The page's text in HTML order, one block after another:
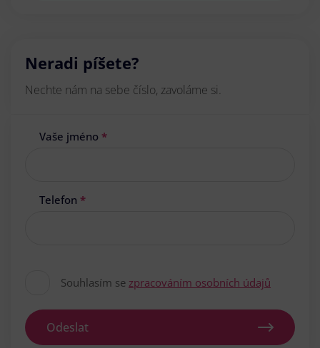
Neradi píšete?
Nechte nám na sebe číslo, zavoláme si.
Vaše jméno *
Telefon *
Souhlasím se zpracováním osobních údajů
Odeslat